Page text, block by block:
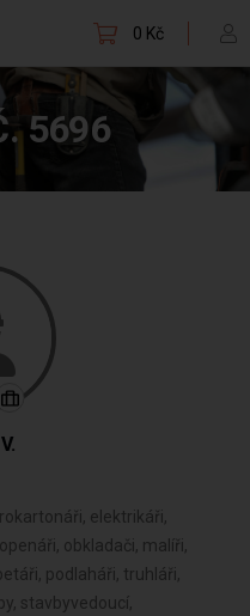
0 Kč
5696
elektrikáři,
obkladači, malíři,
podlaháři, truhláři,
stavbyvedoucí,